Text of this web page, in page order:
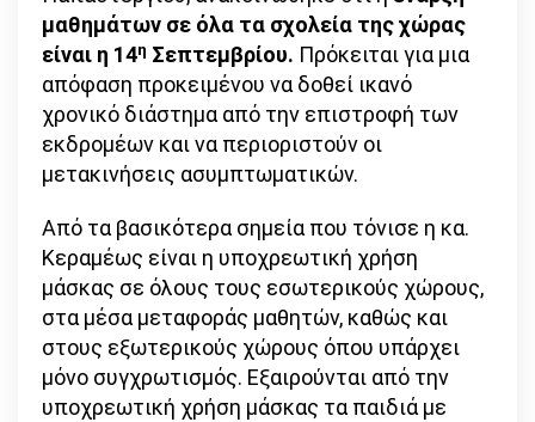
μαθημάτων σε όλα τα σχολεία της χώρας
είναι η 14η Σεπτεμβρίου. Πρόκειται για μια
απόφαση προκειμένου να δοθεί ικανό
χρονικό διάστημα από την επιστροφή των
εκδρομέων και να περιοριστούν οι
μετακινήσεις ασυμπτωματικών.
Από τα βασικότερα σημεία που τόνισε η κα.
Κεραμέως είναι η υποχρεωτική χρήση
μάσκας σε όλους τους εσωτερικούς χώρους,
στα μέσα μεταφοράς μαθητών, καθώς και
στους εξωτερικούς χώρους όπου υπάρχει
μόνο συγχρωτισμός. Εξαιρούνται από την
υποχρεωτική χρήση μάσκας τα παιδιά με